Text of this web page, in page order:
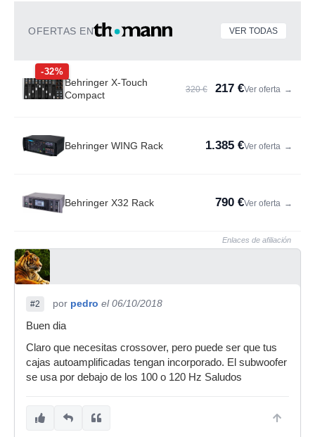
OFERTAS EN VER TODAS
-32%
Behringer X-Touch
Compact
320 € 217 €Ver oferta →
Behringer WING Rack 1.385 €Ver oferta →
Behringer X32 Rack 790 €Ver oferta →
Enlaces de afiliación
#2 por pedro el 06/10/2018
Buen dia
Claro que necesitas crossover, pero puede ser que tus
cajas autoamplificadas tengan incorporado. El subwoofer
se usa por debajo de los 100 o 120 Hz Saludos